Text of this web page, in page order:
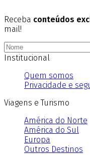
Receba conteúdos
mail!
Institucional
Quem somos
Privacidade e
Viagens e Turismo
América do Norte
América do Sul
Europa
Outros Destinos